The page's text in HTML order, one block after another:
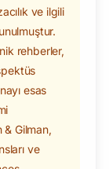
ve ilgili
rehberler,
esas
Gilman,
ve